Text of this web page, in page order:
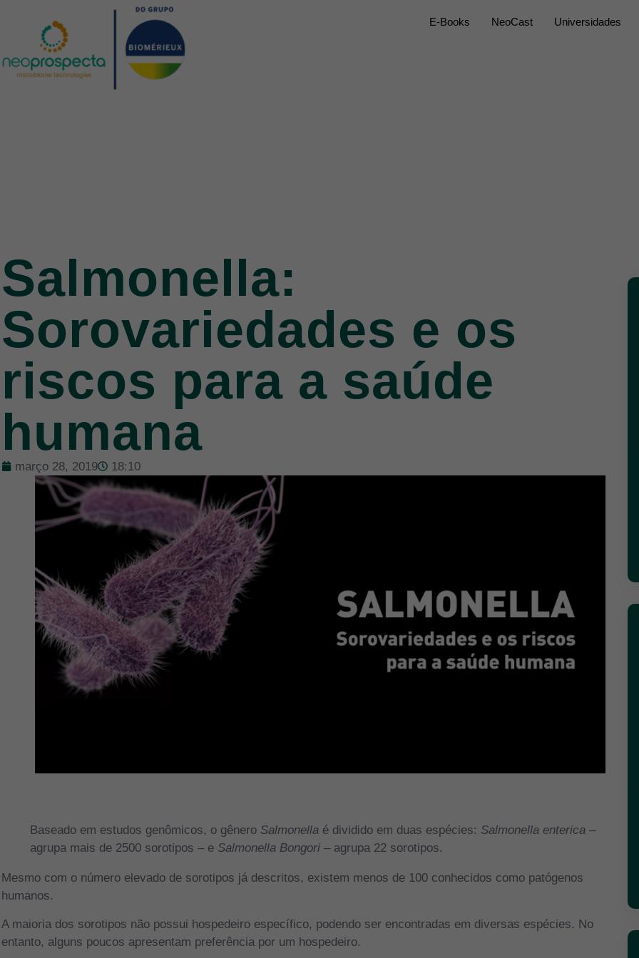
E-Books NeoCast Universidades
Salmonella:
Sorovariedades e os
riscos para a saúde
humana
março 28, 2019 18:10
Baseado em estudos genômicos, o gênero Salmonella é dividido em duas espécies: Salmonella enterica –
agrupa mais de 2500 sorotipos – e Salmonella Bongori – agrupa 22 sorotipos.
Mesmo com o número elevado de sorotipos já descritos, existem menos de 100 conhecidos como patógenos
humanos.
A maioria dos sorotipos não possui hospedeiro específico, podendo ser encontradas em diversas espécies. No
entanto, alguns poucos apresentam preferência por um hospedeiro.